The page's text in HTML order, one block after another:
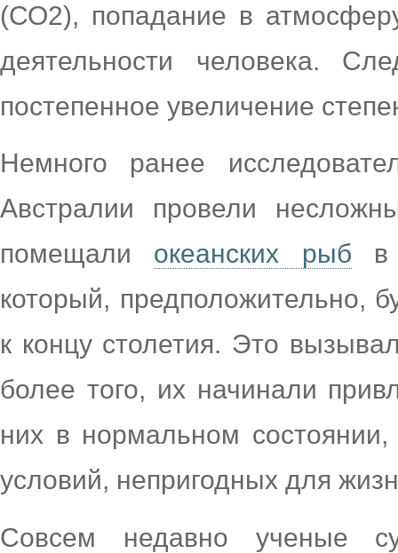
(СО2), попадание в
деятельности человека.
постепенное увеличение
Немного ранее
Австралии провели
помещали океанских рыб в
который, предположительно,
к концу столетия. Это
более того, их начинали
них в нормальном
условий, непригодных для
Совсем недавно ученые